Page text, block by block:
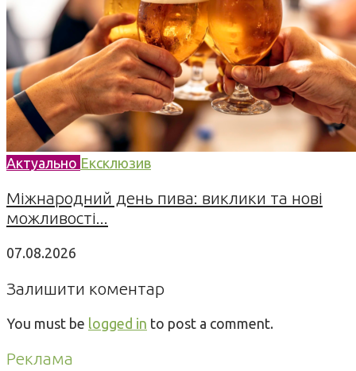
Актуально Ексклюзив
Міжнародний день пива: виклики та нові
можливості...
07.08.2026
Залишити коментар
You must be logged in to post a comment.
Реклама